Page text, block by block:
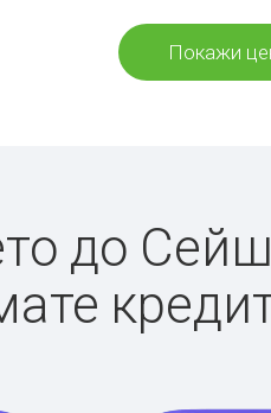
Покажи
до